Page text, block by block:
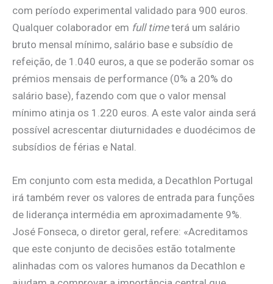
com período experimental validado para 900 euros.
Qualquer colaborador em full timeterá um salário
bruto mensal mínimo, salário base e subsídio de
refeição, de 1.040 euros, a que se poderão somar os
prémios mensais de performance (0% a 20% do
salário base), fazendo com que o valor mensal
mínimo atinja os 1.220 euros. A este valor ainda será
possível acrescentar diuturnidades e duodécimos de
subsídios de férias e Natal.
Em conjunto com esta medida, a Decathlon Portugal
irá também rever os valores de entrada para funções
de liderança intermédia em aproximadamente 9%.
José Fonseca, o diretor geral, refere: «Acreditamos
que este conjunto de decisões estão totalmente
alinhadas com os valores humanos da Decathlon e